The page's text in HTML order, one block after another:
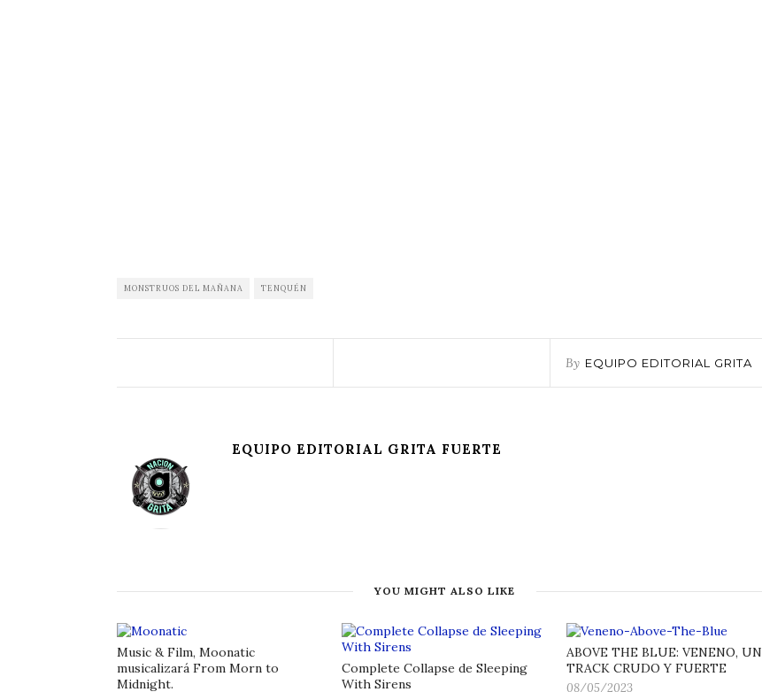
MONSTRUOS DEL MAÑANA TENQUÉN
By EQUIPO EDITORIAL GRITA
EQUIPO EDITORIAL GRITA FUERTE
YOU MIGHT ALSO LIKE
Music & Film, Moonatic
musicalizará From Morn to
Midnight.
Complete Collapse de Sleeping
With Sirens
ABOVE THE BLUE: VENENO, UN
TRACK CRUDO Y FUERTE
08/05/2023